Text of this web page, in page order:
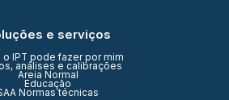
e serviços
o IPT pode fazer por mim
análises e calibrações
Areia Normal
Educação
Normas técnicas